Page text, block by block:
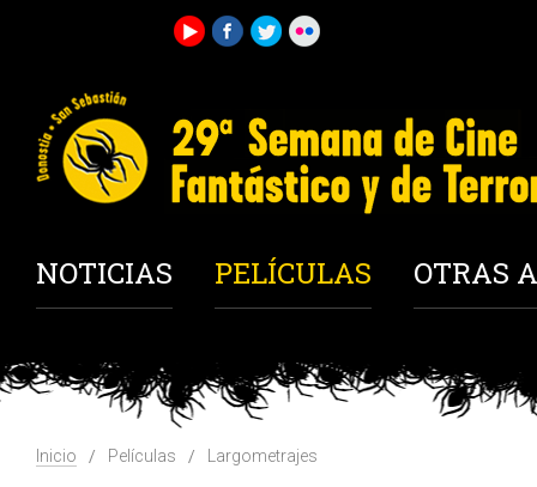
NOTICIAS PELÍCULAS OTRAS
Inicio Películas Largometrajes